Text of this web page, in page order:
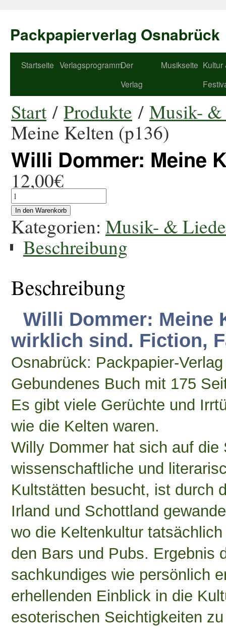
Packpapierverlag Osnabrück
Startseite VerlagsprogrammDer
Verlag
Musikseite Kultur
Start/ Produkte / Musik- &
Meine Kelten (p136)
Willi Dommer: Meine
12,00€
In den Warenkorb
Kategorien: Musik- &
Beschreibung
Beschreibung
Willi Dommer: Meine
wirklich sind. Fiction,
Osnabrück: Packpapier-
Gebundenes Buch mit 175
Es gibt viele Gerüchte und
wie die Kelten waren.
Willy Dommer hat sich auf die
wissenschaftliche und
Kultstätten besucht, ist durch
Irland und Schottland
wo die Keltenkultur
den Bars und Pubs. Ergebnis
sachkundiges wie persönlich
erhellenden Einblick in die
esoterischen Seichtigkeiten